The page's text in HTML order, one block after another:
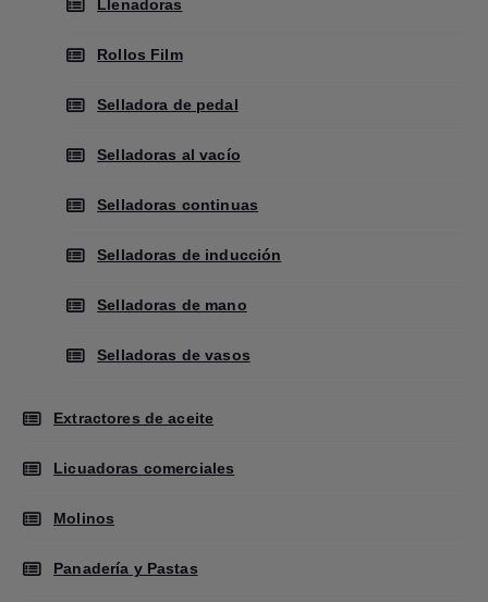
Llenadoras
Rollos Film
Selladora de pedal
Selladoras al vacío
Selladoras continuas
Selladoras de inducción
Selladoras de mano
Selladoras de vasos
Extractores de aceite
Licuadoras comerciales
Molinos
Panadería y Pastas